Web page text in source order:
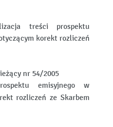
treści prospektu
korekt rozliczeń
nr 54/2005
emisyjnego w
rozliczeń ze Skarbem